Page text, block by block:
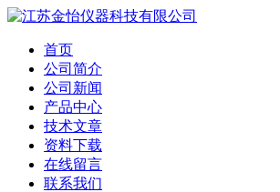
首页
公司简介
公司新闻
产品中心
技术文章
资料下载
在线留言
联系我们